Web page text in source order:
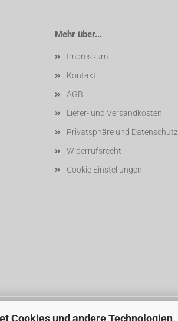
Cookies und andere Technologien
Mehr über...
Impressum
Kontakt
AGB
Liefer- und Versandkosten
Privatsphäre und Datenschutz
Widerrufsrecht
Cookie Einstellungen